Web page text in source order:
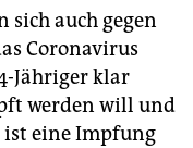
sich auch gegen
Coronavirus
Jähriger klar
werden will und
ist eine Impfung